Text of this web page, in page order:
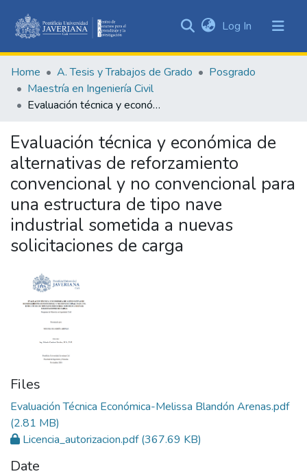
&
Collections
Statistics
Log In (current)
Home A. Tesis y Trabajos de Grado
Posgrado
Maestría en Ingeniería Civil
Evaluación técnica y económica de alternativas de reforzamiento convencional y no convencional para una estructura de tipo nave industrial sometida a nuevas solicitaciones de carga
Evaluación técnica y económica de
alternativas de reforzamiento
convencional y no convencional para
una estructura de tipo nave
industrial sometida a nuevas
solicitaciones de carga
Files
Evaluación Técnica Económica-Melissa Blandón Arenas.pdf
(2.81 MB)
Licencia_autorizacion.pdf(367.69 KB)
Date